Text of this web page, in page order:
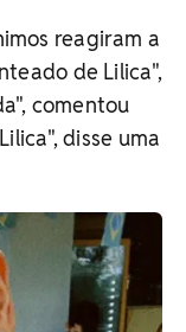
reagiram a
de Lilica",
comentou
disse uma